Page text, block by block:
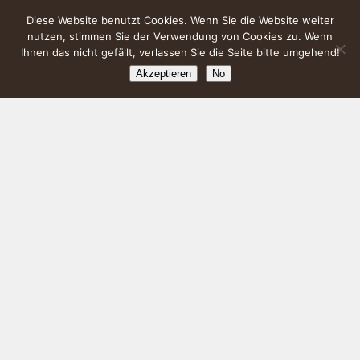
Diese Website benutzt Cookies. Wenn Sie die Website weiter
nutzen, stimmen Sie der Verwendung von Cookies zu. Wenn
Ihnen das nicht gefällt, verlassen Sie die Seite bitte umgehend!
Akzeptieren No